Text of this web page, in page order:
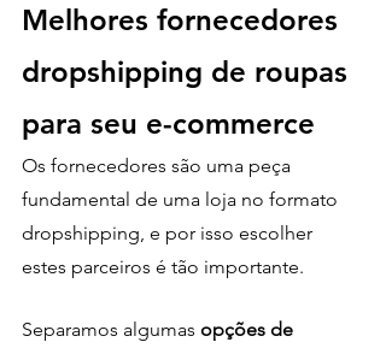
Melhores fornecedores
dropshipping de roupas
para seu e-commerce
Os fornecedores são uma peça
fundamental de uma loja no formato
dropshipping, e por isso escolher
estes parceiros é tão importante.
Separamos algumas opções de